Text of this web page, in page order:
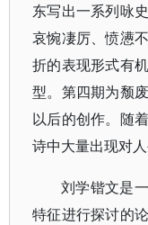
东写出一系列咏
哀惋凄厉、愤懑
折的表现形式有
型。第四期为颓
以后的创作。随
诗中大量出现对
刘学锴文是
特征进行探讨的